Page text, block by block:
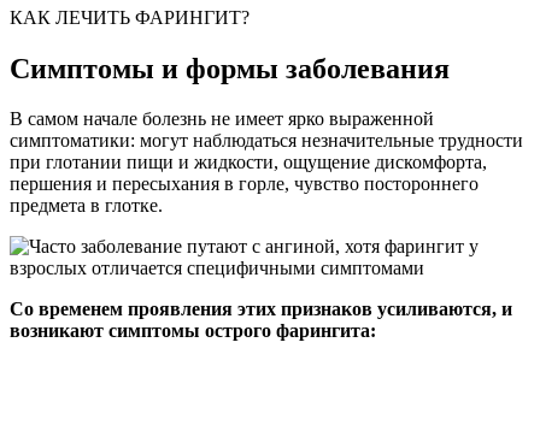
КАК ЛЕЧИТЬ ФАРИНГИТ?
Симптомы и формы заболевания
В самом начале болезнь не имеет ярко выраженной
симптоматики: могут наблюдаться незначительные трудности
при глотании пищи и жидкости, ощущение дискомфорта,
першения и пересыхания в горле, чувство постороннего
предмета в глотке.
Со временем проявления этих признаков усиливаются, и
возникают симптомы острого фарингита: